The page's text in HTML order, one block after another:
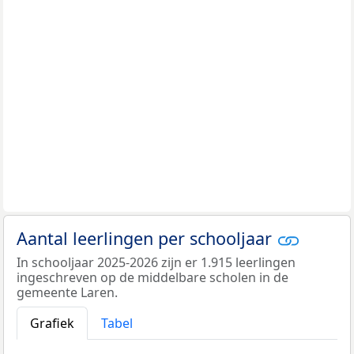
Aantal leerlingen per schooljaar
In schooljaar 2025-2026 zijn er 1.915 leerlingen
ingeschreven op de middelbare scholen in de
gemeente Laren.
Grafiek
Tabel